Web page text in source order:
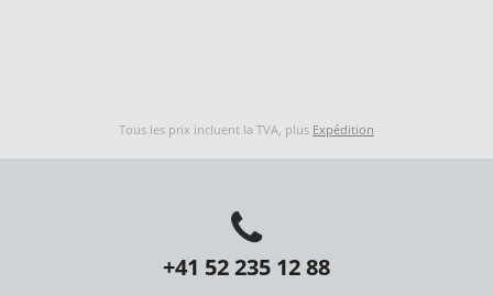
Tous les prix incluent la TVA, plus Expédition
+41 52 235 12 88